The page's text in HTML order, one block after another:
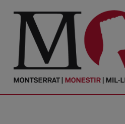
PORTADA
Monestir